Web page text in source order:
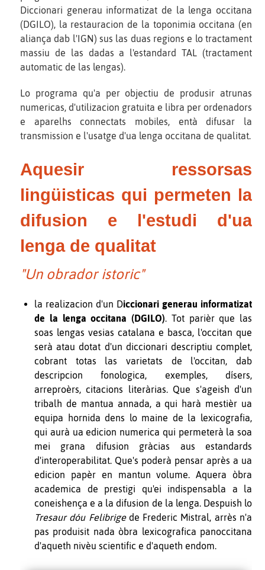
Diccionari generau informatizat de la lenga occitana
(DGILO), la restauracion de la toponimia occitana (en
aliança dab l'IGN) sus las duas regions e lo tractament
massiu de las dadas a l'estandard TAL (tractament
automatic de las lengas).
Lo programa qu'a per objectiu de produsir atrunas
numericas, d'utilizacion gratuita e libra per ordenadors
e aparelhs connectats mobiles, entà difusar la
transmission e l'usatge d'ua lenga occitana de qualitat.
Aquesir ressorsas
lingüisticas qui permeten la
difusion e l'estudi d'ua
lenga de qualitat
"Un obrador istoric"
la realizacion d'un Diccionari generau informatizat
de la lenga occitana (DGILO). Tot parièr que las
soas lengas vesias catalana e basca, l'occitan que
serà atau dotat d'un diccionari descriptiu complet,
cobrant totas las varietats de l'occitan, dab
descripcion fonologica, exemples, dísers,
arreproèrs, citacions literàrias. Que s'ageish d'un
tribalh de mantua annada, a qui harà mestièr ua
equipa hornida dens lo maine de la lexicografia,
qui aurà ua edicion numerica qui permeterà la soa
mei grana difusion gràcias aus estandards
d'interoperabilitat. Que's poderà pensar après a ua
edicion papèr en mantun volume. Aquera òbra
academica de prestigi qu'ei indispensabla a la
coneishença e a la difusion de la lenga. Despuish lo
Tresaur dóu Felibrige de Frederic Mistral, arrès n'a
pas produisit nada òbra lexicografica panoccitana
d'aqueth nivèu scientific e d'aqueth endom.